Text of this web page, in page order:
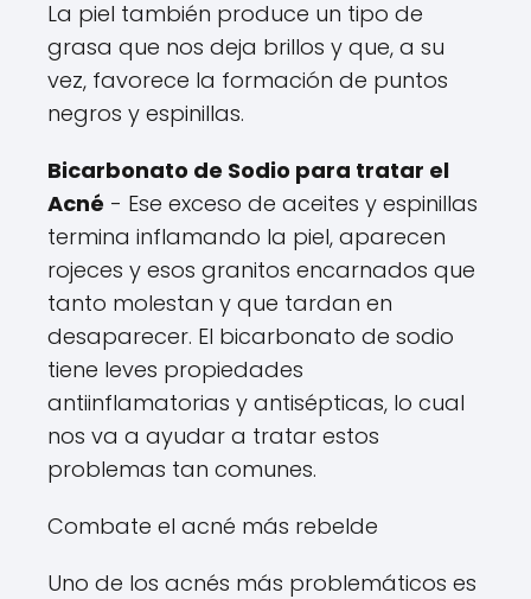
La piel también produce un tipo de
grasa que nos deja brillos y que, a su
vez, favorece la formación de puntos
negros y espinillas.
Bicarbonato de Sodio para tratar el
Acné - Ese exceso de aceites y espinillas
termina inflamando la piel, aparecen
rojeces y esos granitos encarnados que
tanto molestan y que tardan en
desaparecer. El bicarbonato de sodio
tiene leves propiedades
antiinflamatorias y antisépticas, lo cual
nos va a ayudar a tratar estos
problemas tan comunes.
Combate el acné más rebelde
Uno de los acnés más problemáticos es